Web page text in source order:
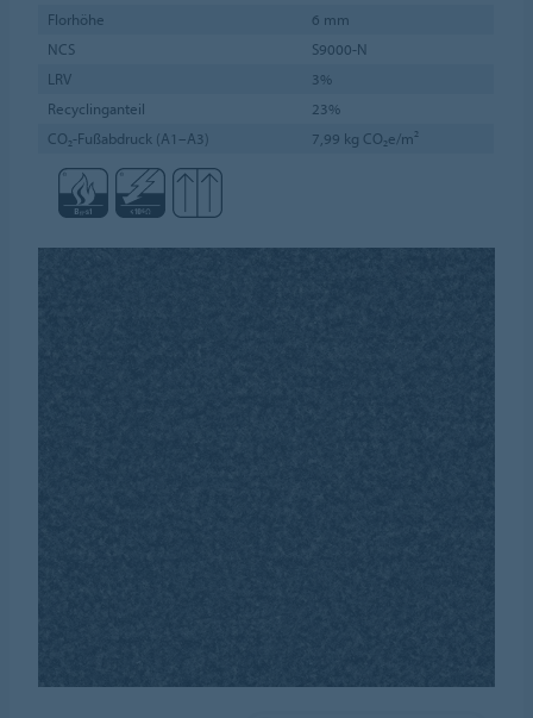
Florhöhe
6 mm
NCS
S9000-N
LRV
3%
Recyclinganteil
23%
CO₂-Fußabdruck (A1–A3)
7,99 kg CO₂e/m²